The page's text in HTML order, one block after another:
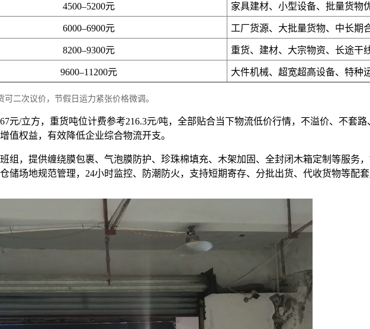
4500–5200元 家具建材、小型设备、批量货物
6000–6900元 工厂货源、大批量货物、中长期
8200–9300元 重货、建材、大宗物资、长途干
9600–11200元 大件机械、超宽超高设备、特种
二次议价，节假日运力紧张价格微调。
元/立方，重货吨位计费参考216.3元/吨，全部贴合当下物流低价行情，不溢价、不套
值权益，有效降低企业综合物流开支。
组，提供缠绕膜包裹、气泡膜防护、珍珠棉填充、木架加固、全封闭木箱定制等服务
储场地规范管理，24小时监控、防潮防火，支持短期寄存、分批出货、代收货物等配套